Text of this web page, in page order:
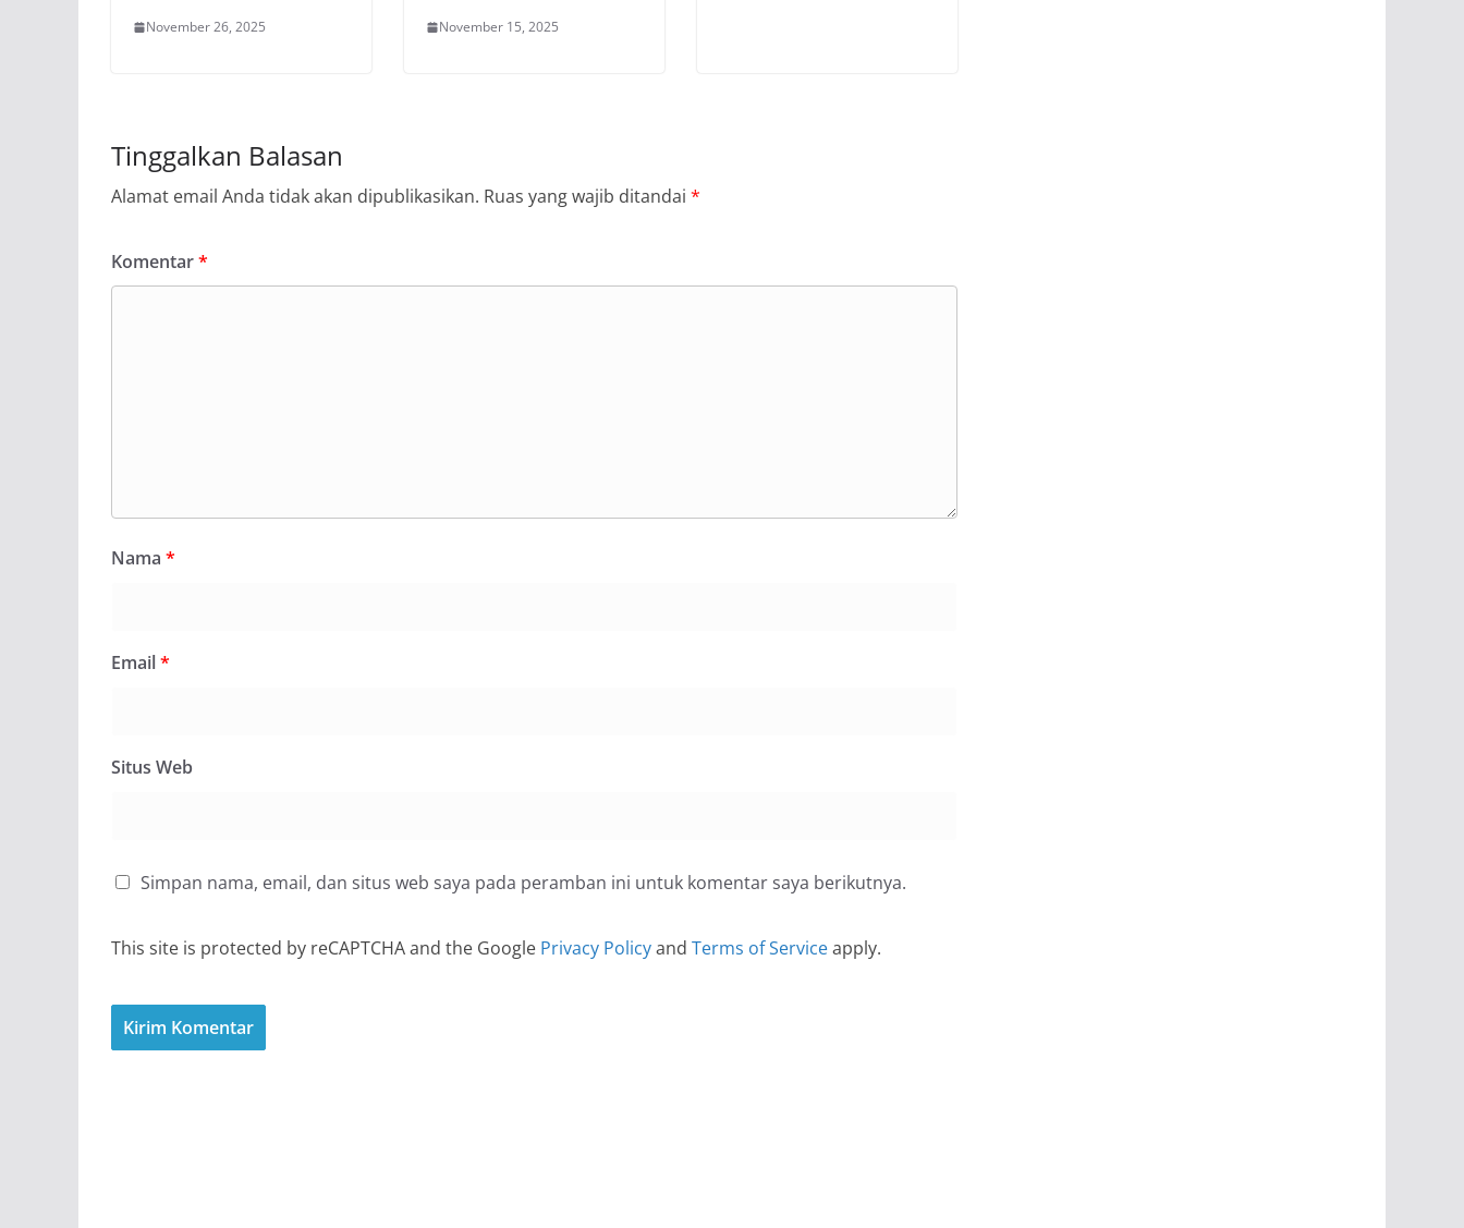
November 26, 2025 November 15, 2025
Tinggalkan Balasan
Alamat email Anda tidak akan dipublikasikan. Ruas yang wajib ditandai *
Komentar*
Nama *
Email*
Situs Web
Simpan nama, email, dan situs web saya pada peramban ini untuk komentar saya berikutnya.
This site is protected by reCAPTCHA and the Google Privacy Policyand Terms of Serviceapply.